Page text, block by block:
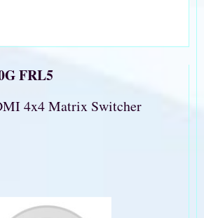
FRL5
4x4 Matrix Switcher